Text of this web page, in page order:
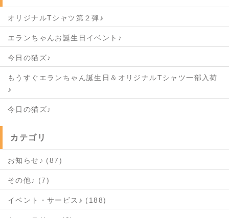
オリジナルTシャツ第２弾♪
エランちゃんお誕生日イベント♪
今日の猫ズ♪
もうすぐエランちゃん誕生日＆オリジナルTシャツ一部入荷
♪
今日の猫ズ♪
カテゴリ
お知らせ♪ (87)
その他♪ (7)
イベント・サービス♪ (188)